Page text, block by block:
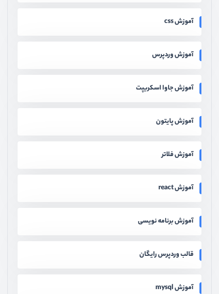
آموزش css
آموزش وردپرس
آموزش جاوا اسکریپت
آموزش پایتون
آموزش فلاتر
آموزش react
آموزش برنامه نویسی
قالب وردپرس رایگان
آموزش mysql